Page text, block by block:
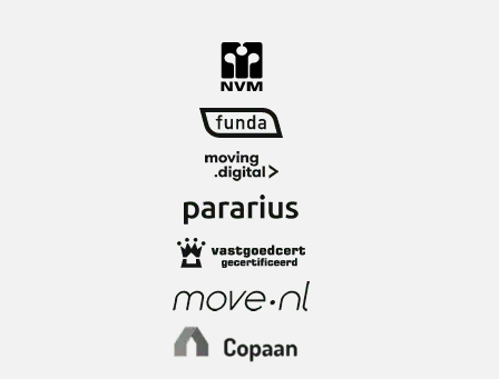
gekozen om te verhuizen naar een plek buiten
de stad, waar we familie, kinderen en
kleinkinderen voor langere tijd kunnen
De Stadsdriehoek is het kloppende hart van
Rotterdam. Hier woon je midden in het centrum,
tussen iconische architectuur, gezellige
terrassen en alle denkbare voorzieningen op
loopafstand. Van moderne appartementen tot
karakteristieke panden: de mix van oud en
nieuw geeft het centrum een eigen, levendige